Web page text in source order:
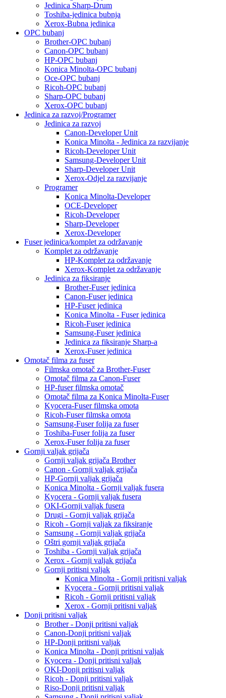
Jedinica Sharp-Drum
Toshiba-jedinica bubnja
Xerox-Bubna jedinica
OPC bubanj
Brother-OPC bubanj
Canon-OPC bubanj
HP-OPC bubanj
Konica Minolta-OPC bubanj
Oce-OPC bubanj
Ricoh-OPC bubanj
Sharp-OPC bubanj
Xerox-OPC bubanj
Jedinica za razvoj/Programer
Jedinica za razvoj
Canon-Developer Unit
Konica Minolta - Jedinica za razvijanje
Ricoh-Developer Unit
Samsung-Developer Unit
Sharp-Developer Unit
Xerox-Odjel za razvijanje
Programer
Konica Minolta-Developer
OCE-Developer
Ricoh-Developer
Sharp-Developer
Xerox-Developer
Fuser jedinica/komplet za održavanje
Komplet za održavanje
HP-Komplet za održavanje
Xerox-Komplet za održavanje
Jedinica za fiksiranje
Brother-Fuser jedinica
Canon-Fuser jedinica
HP-Fuser jedinica
Konica Minolta - Fuser jedinica
Ricoh-Fuser jedinica
Samsung-Fuser jedinica
Jedinica za fiksiranje Sharp-a
Xerox-Fuser jedinica
Omotač filma za fuser
Filmska omotač za Brother-Fuser
Omotač filma za Canon-Fuser
HP-fuser filmska omotač
Omotač filma za Konica Minolta-Fuser
Kyocera-Fuser filmska omota
Ricoh-Fuser filmska omota
Samsung-Fuser folija za fuser
Toshiba-Fuser folija za fuser
Xerox-Fuser folija za fuser
Gornji valjak grijača
Gornji valjak grijača Brother
Canon - Gornji valjak grijača
HP-Gornji valjak grijača
Konica Minolta - Gornji valjak fusera
Kyocera - Gornji valjak fusera
OKI-Gornji valjak fusera
Drugi - Gornji valjak grijača
Ricoh - Gornji valjak za fiksiranje
Samsung - Gornji valjak grijača
Oštri gornji valjak grijača
Toshiba - Gornji valjak grijača
Xerox - Gornji valjak grijača
Gornji pritisni valjak
Konica Minolta - Gornji pritisni valjak
Kyocera - Gornji pritisni valjak
Ricoh - Gornji pritisni valjak
Xerox - Gornji pritisni valjak
Donji pritisni valjak
Brother - Donji pritisni valjak
Canon-Donji pritisni valjak
HP-Donji pritisni valjak
Konica Minolta - Donji pritisni valjak
Kyocera - Donji pritisni valjak
OKI-Donji pritisni valjak
Ricoh - Donji pritisni valjak
Riso-Donji pritisni valjak